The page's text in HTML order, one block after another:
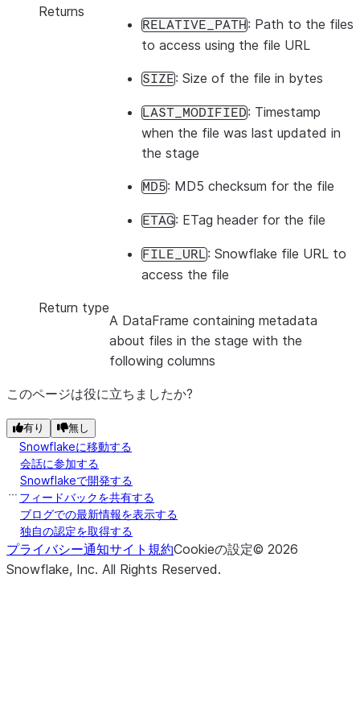
Returns
RELATIVE_PATH: Path to the files
to access using the file URL
SIZE: Size of the file in bytes
LAST_MODIFIED: Timestamp
when the file was last updated in
the stage
MD5: MD5 checksum for the file
ETAG: ETag header for the file
FILE_URL: Snowflake file URL to
access the file
Return type
A DataFrame containing metadata
about files in the stage with the
following columns
このページは役に立ちましたか?
有り 無し
Snowflakeに移動する
会話に参加する
Snowflakeで開発する
フィードバックを共有する
ブログでの最新情報を表示する
独自の認定を取得する
プライバシー通知サイト規約Cookieの設定© 2026
Snowflake, Inc. All Rights Reserved.